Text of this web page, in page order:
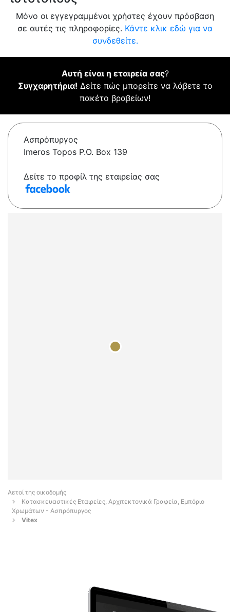
Μόνο οι εγγεγραμμένοι χρήστες έχουν πρόσβαση
σε αυτές τις πληροφορίες. Κάντε κλικ εδώ για να
συνδεθείτε.
Αυτή είναι η εταιρεία σας?
Συγχαρητήρια! Δείτε πώς μπορείτε να λάβετε το
πακέτο βραβείων!
Ασπρόπυργος
Imeros Topos P.O. Box 139
Δείτε το προφίλ της εταιρείας σας
Αετοί της οικοδομής
Κατασκευαστικές Εταιρείες, Αρχιτεκτονικά Γραφεία, Εμπόριο
Χρωμάτων - Ασπρόπυργος
Vitex